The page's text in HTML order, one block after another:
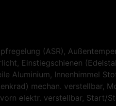
(ASR),
Einstiegschienen
Aluminium, Innenhimmel
mechan. verstellbar,
elektr. verstellbar, Start/